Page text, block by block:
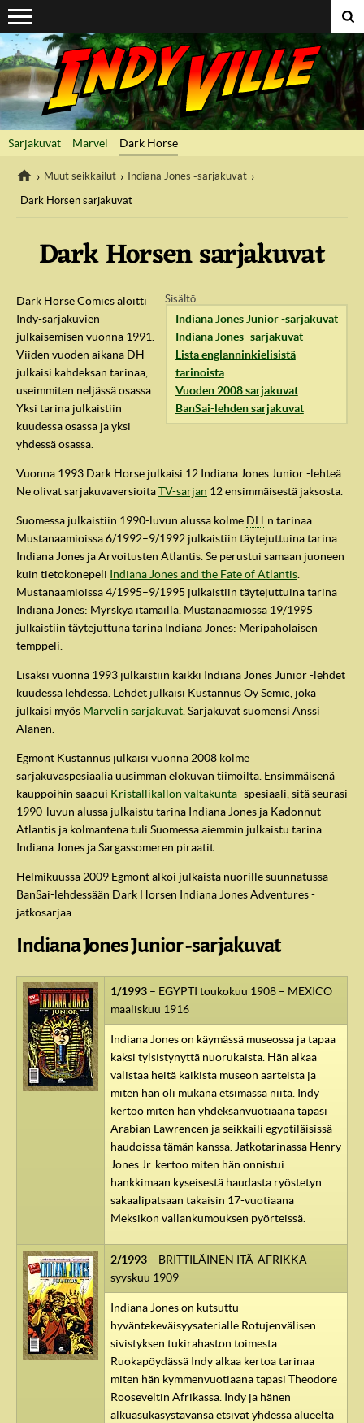
Suoraan sisältöön
Sarjakuvat Marvel Dark Horse
Muut seikkailut
Indiana Jones -sarjakuvat
Dark Horsen sarjakuvat
Dark Horsen sarjakuvat
Indiana Jones Junior -sarjakuvat
Indiana Jones -sarjakuvat
Lista englanninkielisistä
tarinoista
Vuoden 2008 sarjakuvat
BanSai-lehden sarjakuvat
Dark Horse Comics aloitti
Indy-sarjakuvien
julkaisemisen vuonna 1991.
Viiden vuoden aikana DH
julkaisi kahdeksan tarinaa,
useimmiten neljässä osassa.
Yksi tarina julkaistiin
kuudessa osassa ja yksi
yhdessä osassa.
Vuonna 1993 Dark Horse julkaisi 12 Indiana Jones Junior -lehteä.
Ne olivat sarjakuvaversioitaTV-sarjan 12 ensimmäisestä jaksosta.
Suomessa julkaistiin 1990-luvun alussa kolme DH:n tarinaa.
Mustanaamioissa 6/1992–9/1992 julkaistiin täytejuttuina tarina
Indiana Jones ja Arvoitusten Atlantis. Se perustui samaan juoneen
kuin tietokonepeli Indiana Jones and the Fate of Atlantis
Mustanaamioissa 4/1995–9/1995 julkaistiin täytejuttuina tarina
Indiana Jones: Myrskyä itämailla. Mustanaamiossa 19/1995
julkaistiin täytejuttuna tarina Indiana Jones: Meripaholaisen
temppeli.
Lisäksi vuonna 1993 julkaistiin kaikki Indiana Jones Junior -lehdet
kuudessa lehdessä. Lehdet julkaisi Kustannus Oy Semic, joka
julkaisi myös Marvelin sarjakuvat . Sarjakuvat suomensi Anssi
Alanen.
Egmont Kustannus julkaisi vuonna 2008 kolme
sarjakuvaspesiaalia uusimman elokuvan tiimoilta. Ensimmäisenä
kauppoihin saapui Kristallikallon valtakunta-spesiaali, sitä seurasi
1990-luvun alussa julkaistu tarina Indiana Jones ja Kadonnut
Atlantis ja kolmantena tuli Suomessa aiemmin julkaistu tarina
Indiana Jones ja Sargassomeren piraatit.
Helmikuussa 2009 Egmont alkoi julkaista nuorille suunnatussa
BanSai-lehdessään Dark Horsen Indiana Jones Adventures -
jatkosarjaa.
Indiana Jones Junior -sarjakuvat
1/1993 – EGYPTI toukokuu 1908 – MEXICO
maaliskuu 1916
Indiana Jones on käymässä museossa ja tapaa
kaksi tylsistynyttä nuorukaista. Hän alkaa
valistaa heitä kaikista museon aarteista ja
miten hän oli mukana etsimässä niitä. Indy
kertoo miten hän yhdeksänvuotiaana tapasi
Arabian Lawrencen ja seikkaili egyptiläisissä
haudoissa tämän kanssa. Jatkotarinassa Henry
Jones Jr. kertoo miten hän onnistui
hankkimaan kyseisestä haudasta ryöstetyn
sakaalipatsaan takaisin 17-vuotiaana
Meksikon vallankumouksen pyörteissä.
2/1993 – BRITTILÄINEN ITÄ-AFRIKKA
syyskuu 1909
Indiana Jones on kutsuttu
hyväntekeväisyysaterialle Rotujenvälisen
sivistyksen tukirahaston toimesta.
Ruokapöydässä Indy alkaa kertoa tarinaa
miten hän kymmenvuotiaana tapasi Theodore
Rooseveltin Afrikassa. Indy ja hänen
alkuasukasystävänsä etsivät yhdessä alueelta